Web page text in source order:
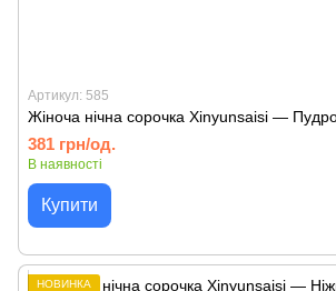
Артикул: 585
Жіноча нічна сорочка Xinyunsaisi —
381 грн/од.
В наявності
Купити
НОВИНКА